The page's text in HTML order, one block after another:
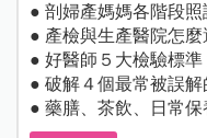
● 剖婦產媽媽各階段照
● 產檢與生產醫院怎麼
● 好醫師５大檢驗標
● 破解４個最常被誤
● 藥膳、茶飲、日常